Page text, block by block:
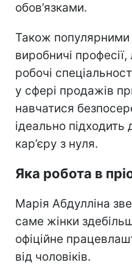
обов’язками.
Також
виробничі
робочі
у сфері продажів
навчатися
ідеально підходить
кар’єру з нуля.
Яка робота в
Марія Абдулліна
саме жінки
офіційне
від чоловіків.